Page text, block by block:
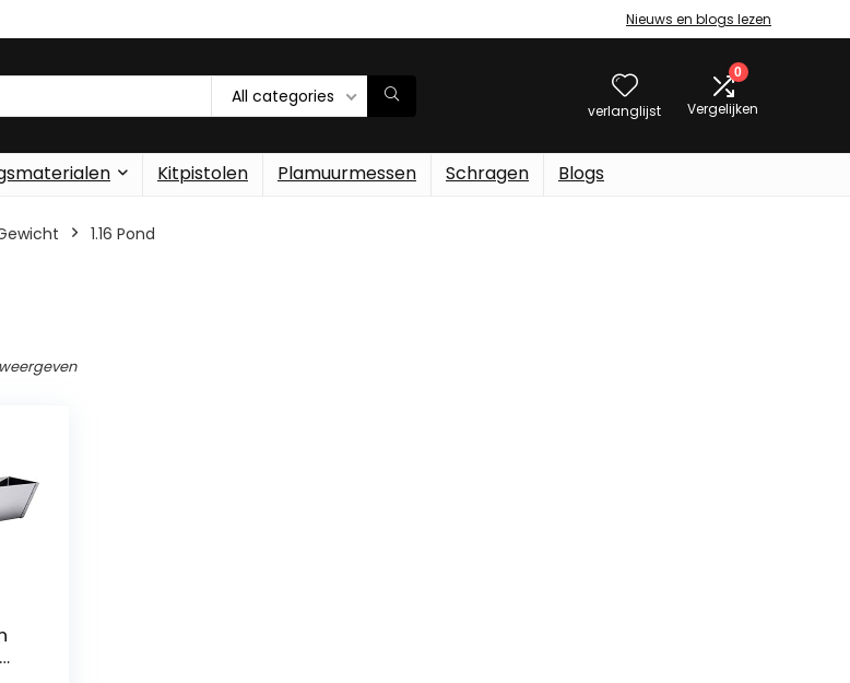
Nieuws en blogs lezen
All categories
verlanglijst
0
Vergelijken
Kitpistolen Plamuurmessen Schragen Blogs
‎1.16 Pond